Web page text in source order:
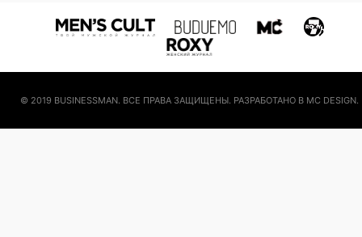
© 2019 BUSINESSMAN. ВСЕ ПРАВА ЗАЩИЩЕНЫ. РАЗРАБОТАНО В MC DESIGN.